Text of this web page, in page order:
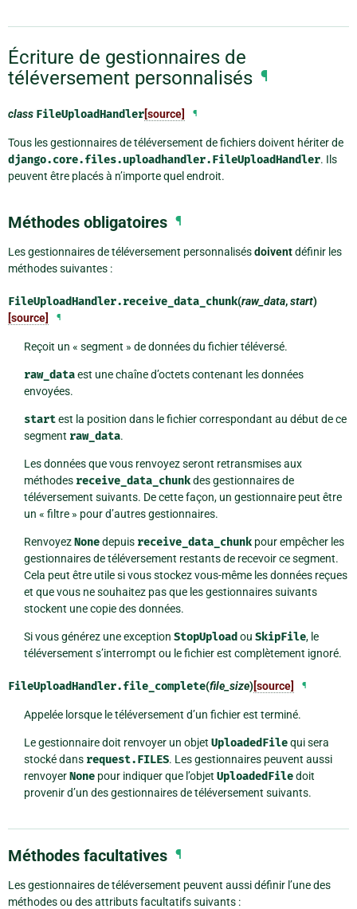
Écriture de gestionnaires de
téléversement personnalisés ¶
class FileUploadHandler[source] ¶
Tous les gestionnaires de téléversement de fichiers doivent hériter de
django.core.files.uploadhandler.FileUploadHandler. Ils
peuvent être placés à n’importe quel endroit.
Méthodes obligatoires ¶
Les gestionnaires de téléversement personnalisésdoiventdéfinir les
méthodes suivantes :
FileUploadHandler.receive_data_chunk(raw_data,start)
[source]
¶
Reçoit un « segment » de données du fichier téléversé.
raw_dataest une chaîne d’octets contenant les données
envoyées.
startest la position dans le fichier correspondant au début de ce
segment raw_data.
Les données que vous renvoyez seront retransmises aux
méthodes receive_data_chunkdes gestionnaires de
téléversement suivants. De cette façon, un gestionnaire peut être
un « filtre » pour d’autres gestionnaires.
RenvoyezNonedepuis receive_data_chunkpour empêcher les
gestionnaires de téléversement restants de recevoir ce segment.
Cela peut être utile si vous stockez vous-même les données reçues
et que vous ne souhaitez pas que les gestionnaires suivants
stockent une copie des données.
Si vous générez une exception StopUpload ou SkipFile, le
téléversement s’interrompt ou le fichier est complètement ignoré.
FileUploadHandler.file_complete(file_size)[source] ¶
Appelée lorsque le téléversement d’un fichier est terminé.
Le gestionnaire doit renvoyer un objet UploadedFilequi sera
stocké dans request.FILES. Les gestionnaires peuvent aussi
renvoyerNonepour indiquer que l’objet UploadedFiledoit
provenir d’un des gestionnaires de téléversement suivants.
Méthodes facultatives ¶
Les gestionnaires de téléversement peuvent aussi définir l’une des
méthodes ou des attributs facultatifs suivants :